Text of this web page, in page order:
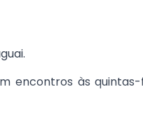
encontros às quintas-